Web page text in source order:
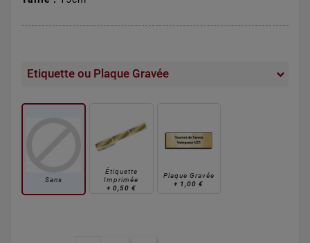
Etiquette ou Plaque Gravée
Sans
Étiquette
Imprimée
+ 0,50 €
Plaque Gravée
+ 1,00 €